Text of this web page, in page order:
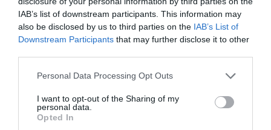
IAB’s list of downstream participants. This information may
also be disclosed by us to third parties on the IAB’s List of
Downstream Participants that may further disclose it to other
Personal Data Processing Opt Outs
I want to opt-out of the Sharing of my
personal data.
Opted In